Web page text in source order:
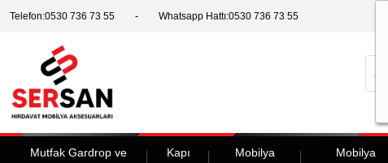
Telefon:0530 736 73 55 Whatsapp Hattı:0530 736 73 55
Mutfak Gardrop ve
Kapı
Mobilya
Mobilya